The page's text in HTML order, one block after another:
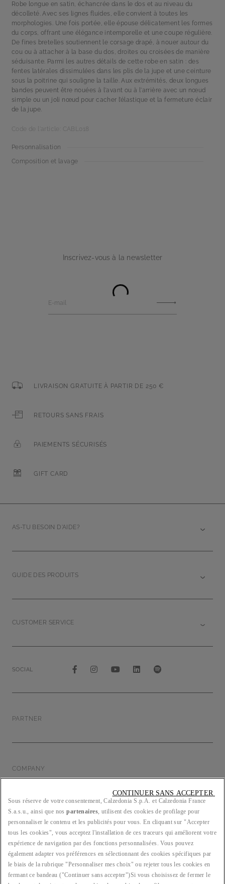
Robe longue en satin, échancrée dans le dos et au niveau du
décolleté. Avec ses lignes fluides, elle convient à toutes les
morphologies. Une fois portée, elle épouse délicatement les formes
du corps, offrant une élégance intemporelle et une coupe régulière.
De fines bretelles soutiennent le corsage drapé, à nouer autour du
cou ou à attacher à la base du dos, droites ou croisées de manière
séduisante. Parmi les autres détails de cette robe en satin : des
fentes latérales dissimulées dans les plis de la jupe et une ceinture
sous la poitrine qui souligne la taille. Aux extrémités, deux longues
bandes peuvent être nouées à l'avant ou à l'arrière avec un nœud
simple ou un joli nœud pour cacher l’élastique et la fermeture éclair
de la jupe.
Code de l'article: CABL018
Personnalisation
Composition et lavage
Inscrivez-vous à la newsletter
E-mail
LIVRAISON GRATUITE À PARTIR DE 250 €
RETOURS SANS FRAIS
PAIEMENTS SÉCURISÉS
GIFT CARD
AS-TU BESOIN D'AIDE?
GUIDE DES PRODUITS
CUSTOMER SERVICE
SOCIAL
PARTNER
COMPANY
LEGAL/PRIVACY
PAYS : FR
Sous réserve de votre consentement, Calzedonia S.p.A. et Calzedonia France
S.a.s.u., ainsi que nospartenaires, utilisent des cookies de profilage pour
personnaliser le contenu et les publicités pour vous. En cliquant sur "Accepter
tous les cookies", vous acceptez l'installation de ces traceurs qui améliorent votre
expérience de navigation par des fonctions personnalisées. Vous pouvez
également adapter vos préférences en sélectionnant des cookies spécifiques par
le biais de la rubrique "Personnaliser mes choix" ou rejeter tous les cookies en
fermant ce bandeau ("Continuer sans accepter")​ Si vous choisissez de fermer le
CONTINUER SANS ACCEPTER